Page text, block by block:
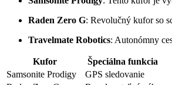
Raden Zero G: Revolučný kufor so
Travelmate Robotics: Autonómny
Kufor
Špeciálna funkcia
Samsonite Prodigy
GPS sledovanie